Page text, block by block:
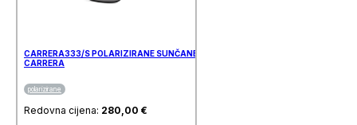
CARRERA333/S POLARIZIRANE SUNČANE NAOČALE
CARRERA
polarizirane
Redovna cijena: 280,00 €